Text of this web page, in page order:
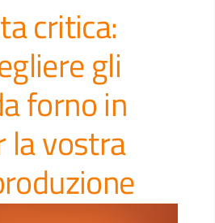
critica:
gli
forno in
la vostra